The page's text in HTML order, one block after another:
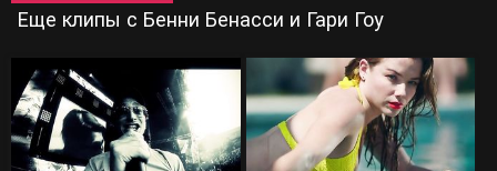
Еще клипы с Бенни Бенасси и Гари Гоу